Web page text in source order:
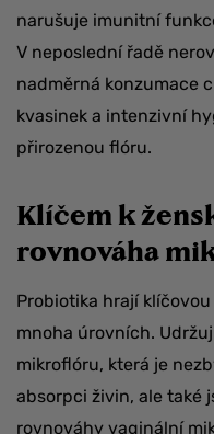
narušuje imunitní
V neposlední řadě
nadměrná konzumace
kvasinek a intenzivní
přirozenou flóru.
Klíčem k
rovnováha
Probiotika hrají
mnoha úrovních.
mikroflóru, která je
absorpci živin, ale také
rovnováhy vaginální